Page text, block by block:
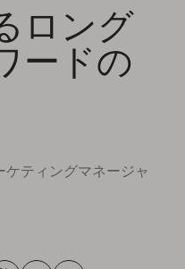
ロング
ードの
ケティングマネージャ